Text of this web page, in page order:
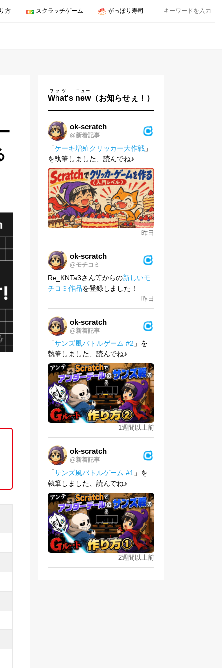
方 スクラッチゲーム がっぽり寿司
What
ワッツ
's new
ニュー
（お知らせぇ！）
ok-scratch
@新着記事
「ケーキ増殖クリッカー大作戦 」
を執筆しました、読んでね♪
昨日
ok-scratch
@モチコミ
Re_KNTa3さん等からの新しいモ
チコミ作品を登録しました！
昨日
ok-scratch
@新着記事
「サンズ風バトルゲーム #2 」を
執筆しました、読んでね♪
1週間以上前
ok-scratch
@新着記事
「サンズ風バトルゲーム #1 」を
執筆しました、読んでね♪
2週間以上前